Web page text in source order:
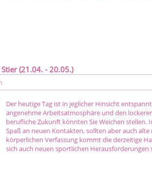
(21.04. - 20.05.)
Der heutige Tag ist in jeglicher Hinsicht
angenehme Arbeitsatmosphäre und den
berufliche Zukunft könnten Sie Weichen stellen.
Spaß an neuen Kontakten, sollten aber auch
körperlichen Verfassung kommt die derzeitige
sich auch neuen sportlichen Herausforderungen